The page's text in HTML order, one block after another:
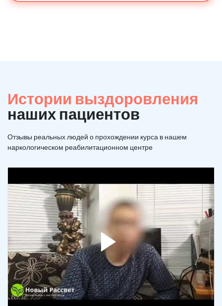
Истории выздоровления
наших пациентов
Отзывы реальных людей о прохождении курса в нашем
наркологическом реабилитационном центре